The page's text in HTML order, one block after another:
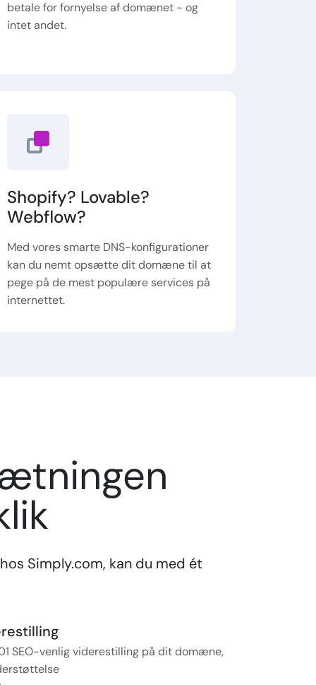
betale for fornyelse af domænet - og
intet andet.
Shopify? Lovable?
Webflow?
Med vores smarte DNS-konfigurationer
kan du nemt opsætte dit domæne til at
pege på de mest populære services på
internettet.
Simply.com, kan du med ét
SEO-venlig viderestilling på dit domæne,